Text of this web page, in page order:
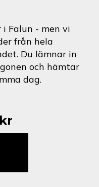
Falun - men vi
från hela
Du lämnar in
och hämtar
dag.
kr